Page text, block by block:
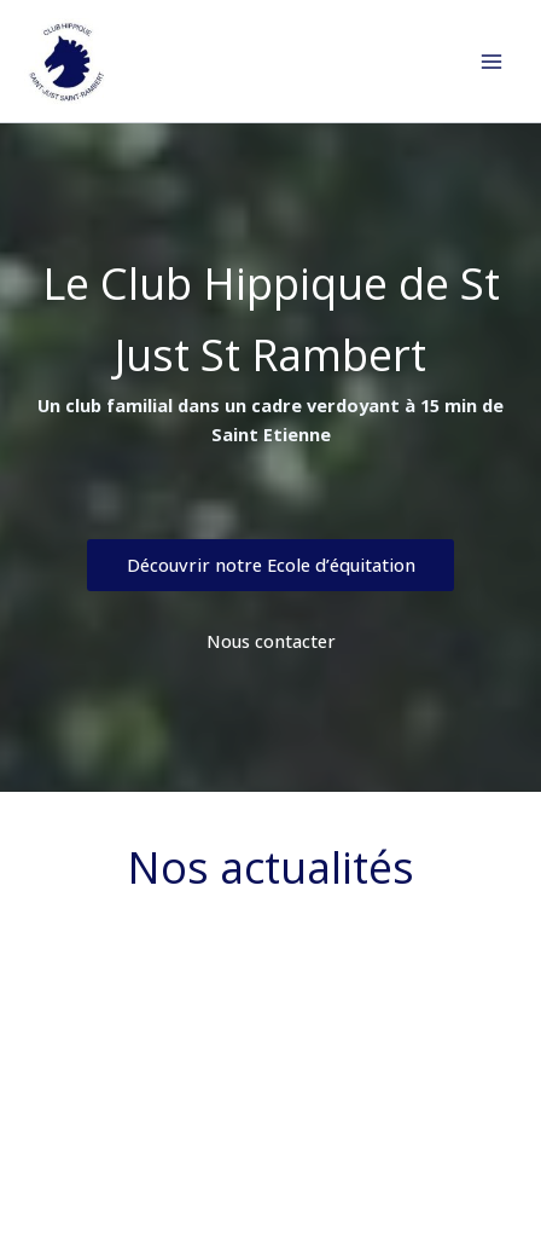
contenu
Le Club Hippique de St
Just St Rambert
Un club familial dans un cadre verdoyant à 15 min de
Saint Etienne
Découvrir notre Ecole d’équitation
Nous contacter
Nos actualités